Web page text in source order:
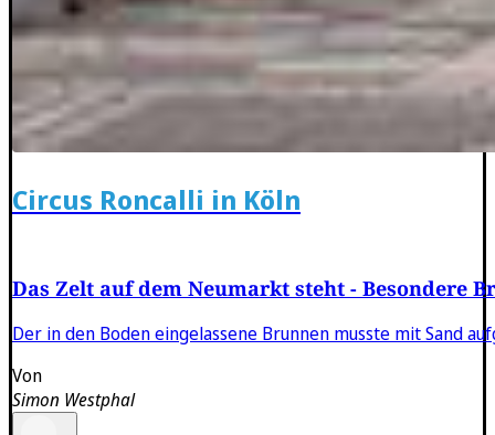
Circus Roncalli in Köln
Das Zelt auf dem Neumarkt steht - Besondere
Der in den Boden eingelassene Brunnen musste mit Sand
Von
Simon Westphal